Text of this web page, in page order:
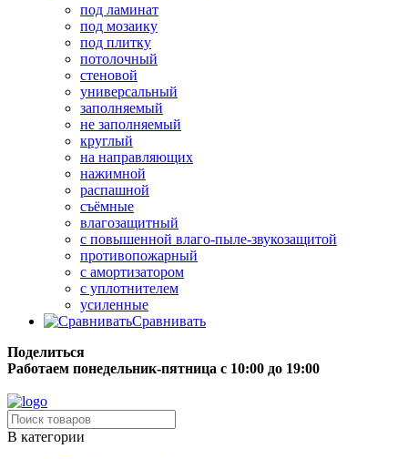
под ламинат
под мозаику
под плитку
потолочный
стеновой
универсальный
заполняемый
не заполняемый
круглый
на направляющих
нажимной
распашной
съёмные
влагозащитный
с повышенной влаго-пыле-звукозащитой
противопожарный
с амортизатором
с уплотнителем
усиленные
Сравнивать
Поделиться
Работаем понедельник-пятница с 10:00 до 19:00
В категории